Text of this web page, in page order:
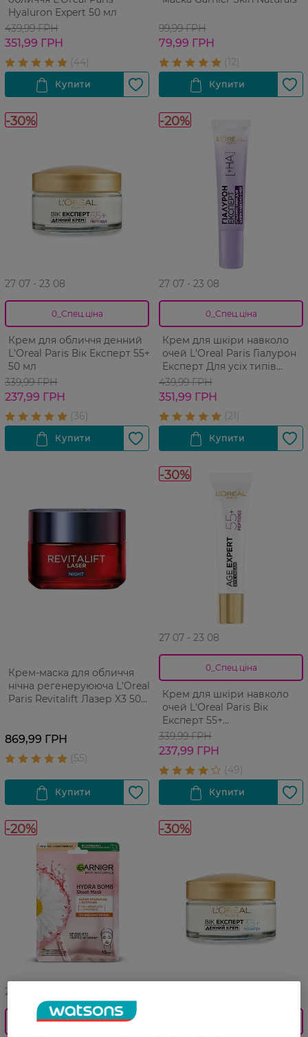
Hyaluron Expert 50 мл
439,99 ГРН
351,99 ГРН
99,99 ГРН
79,99 ГРН
-30%
27 07 - 23 08
0_Спец.ціна
Крем для обличчя денний
L'Оreal Paris Вік Експерт 55+
50 мл
339,99 ГРН
237,99 ГРН
-20%
27 07 - 23 08
0_Спец.ціна
Крем для шкіри навколо
очей L'Oreal Paris Гіалурон
Експерт Для усіх типів
шкіри 15 мл
439,99 ГРН
351,99 ГРН
Крем-маска для обличчя
нічна регенеруююча L'Oreal
Paris Revitalift Лазер Х3 50
869,99 ГРН
-30%
27 07 - 23 08
0_Спец.ціна
Крем для шкіри навколо
очей L'Оreal Paris Вік
Експерт 55+
відновлювальний 15 мл
339,99 ГРН
237,99 ГРН
-20%
27 07 - 23 08
0_Спец.ціна
-30%